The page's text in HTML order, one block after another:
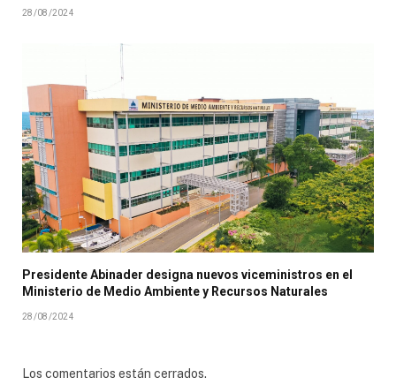
28/08/2024
Presidente Abinader designa nuevos viceministros en el
Ministerio de Medio Ambiente y Recursos Naturales
28/08/2024
Los comentarios están cerrados.